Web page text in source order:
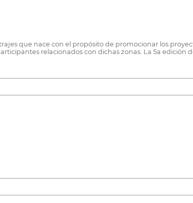
que nace con el propósito de promocionar los
relacionados con dichas zonas. La 5a